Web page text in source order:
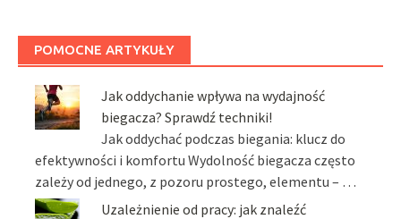
POMOCNE ARTYKUŁY
Jak oddychanie wpływa na wydajność
biegacza? Sprawdź techniki!
Jak oddychać podczas biegania: klucz do
efektywności i komfortu Wydolność biegacza często
zależy od jednego, z pozoru prostego, elementu – …
Uzależnienie od pracy: jak znaleźć